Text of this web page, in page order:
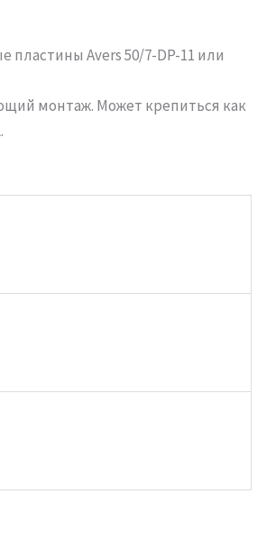
пластины Avers 50/7-DP-11 или
монтаж. Может крепиться как